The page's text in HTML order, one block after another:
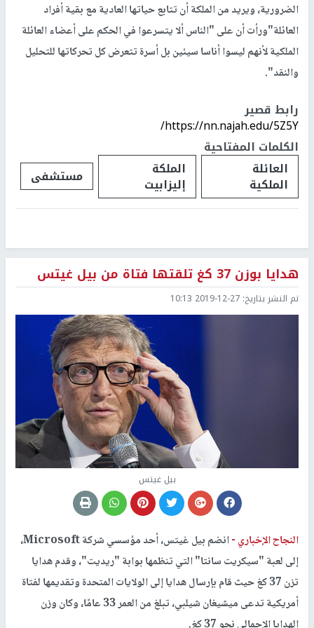
الضرورية، ويريد من الملكة أن تتابع حياتها العادية مع بقية أفراد
العائلة"ورأت أن على "الناس ألا يتسرعوا في الحكم على أعضاء العائلة
الملكية لأنهم ليسوا أناسا سيئين بل أسرة تتعرض كل تحركاتها للتحليل
والنقد".
رابط قصير
https://nn.najah.edu/5Z5Y/
الكلمات المفتاحية
العائلة
الملكية
الملكة
إليزابيت مستشفى
هدايا بوزن 37 كغ تلقتها فتاة من بيل غيتس
تم النشر بتاريخ: 2019-12-27 10:13
بيل غيتس
النجاح الإخباري -
انضم بيل غيتس، أحد مؤسسي شركة Microsoft،
إلى لعبة "سيكريت سانتا" التي تنظمها بوابة "ريديت"، وقدم هدايا
تزن 37 كغ حيث قام بإرسال هدايا إلى الولايات المتحدة وتقديمها لفتاة
أمريكية تدعى ميشيغان شيلبي، تبلغ من العمر 33 عامًا، وكان وزن